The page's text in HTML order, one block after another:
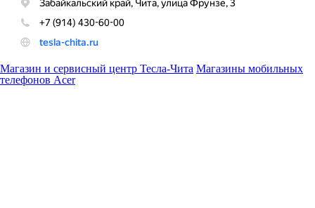
Магазин и сервисный центр Тесла-Чита Магазины мобильных
телефонов Acer